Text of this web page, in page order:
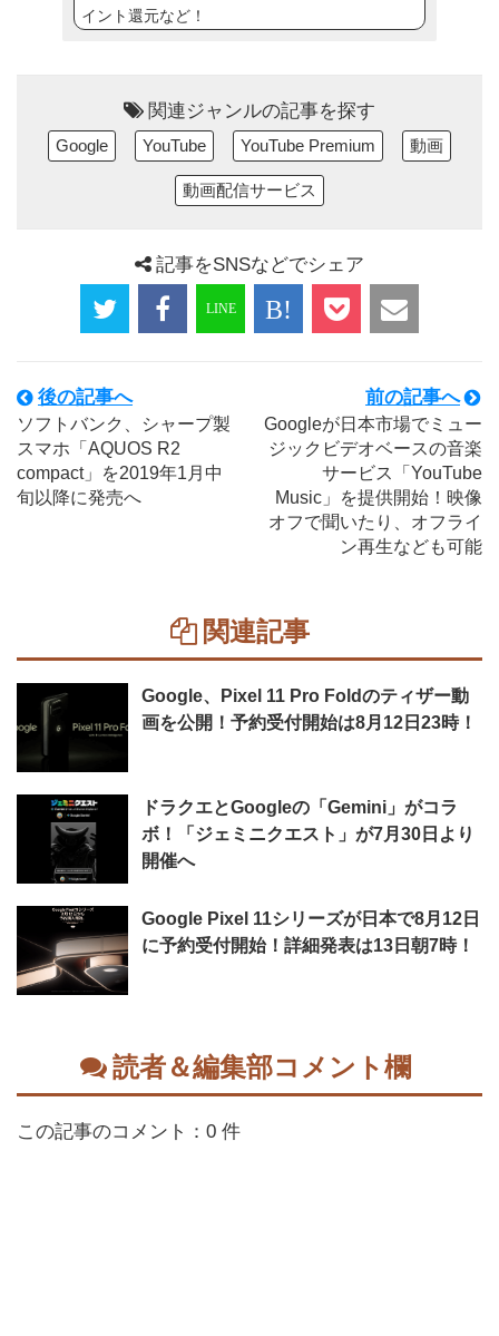
イント還元など！
関連ジャンルの記事を探す
Google YouTube YouTube Premium 動画
動画配信サービス
記事をSNSなどでシェア
後の記事へ
ソフトバンク、シャープ製
スマホ「AQUOS R2
compact」を2019年1月中
旬以降に発売へ
前の記事へ
Googleが日本市場でミュー
ジックビデオベースの音楽
サービス「YouTube
Music」を提供開始！映像
オフで聞いたり、オフライ
ン再生なども可能
関連記事
Google、Pixel 11 Pro Foldのティザー動
画を公開！予約受付開始は8月12日23時！
ドラクエとGoogleの「Gemini」がコラ
ボ！「ジェミニクエスト」が7月30日より
開催へ
Google Pixel 11シリーズが日本で8月12日
に予約受付開始！詳細発表は13日朝7時！
読者＆編集部コメント欄
この記事のコメント：0 件